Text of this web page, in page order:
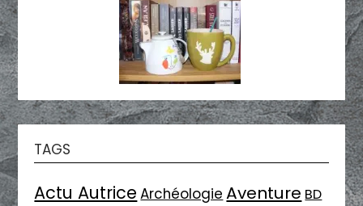
TAGS
Actu Autrice Archéologie Aventure BD